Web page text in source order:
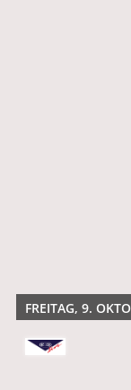
FREITAG, 9.